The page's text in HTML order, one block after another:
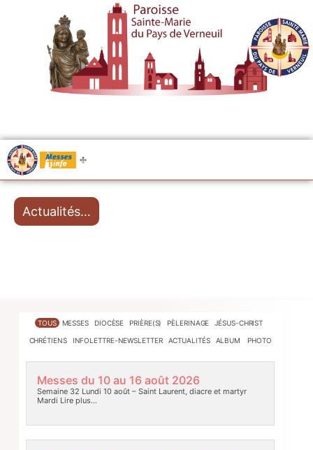
Messes
Actualités…
TOUS MESSES DIOCÈSE PRIÈRE(S) PÈLERINAGE JÉSUS-CHRIST
CHRÉTIENS INFOLETTRE-NEWSLETTER ACTUALITÉS ALBUM PHOTO
Messes du 10 au 16 août 2026
Semaine 32 Lundi 10 août – Saint Laurent, diacre et martyr
Mardi Lire plus…